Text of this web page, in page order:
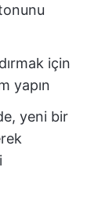
için
yapın
yeni bir